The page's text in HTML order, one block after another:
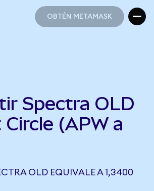
OBTÉN METAMASK
Spectra OLD
(APW a
OLD EQUIVALE A 1,3400